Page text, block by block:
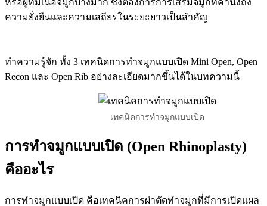
ความยั่งยืนและความเสถียรในระยะยาวเป็นสำคัญ
ทำความรู้จัก ทั้ง 3 เทคนิดการทำจมูกแบบเปิด Mini Open, Open
Recon และ Open Rib อย่างละเอียดมากขึ้นได้ในบทความนี้
เทคนิคการทำจมูกแบบเปิด
การทำจมูกแบบเปิด (Open Rhinoplasty)
คืออะไร
การทำจมูกแบบเปิด คือเทคนิคการผ่าตัดทำจมูกที่มีการเปิดแผล